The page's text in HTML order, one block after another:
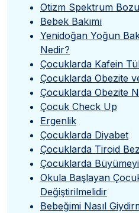
Otizm Spektrum
Bebek Bakımı
Yenidoğan Yoğun
Nedir?
Çocuklarda Kafein
Çocuklarda Obezite
Çocuklarda Obezite
Çocuk Check Up
Ergenlik
Çocuklarda Diyabet
Çocuklarda Tiroid
Çocuklarda
Okula Başlayan
Değiştirilmelidir
Bebeğimi Nasıl